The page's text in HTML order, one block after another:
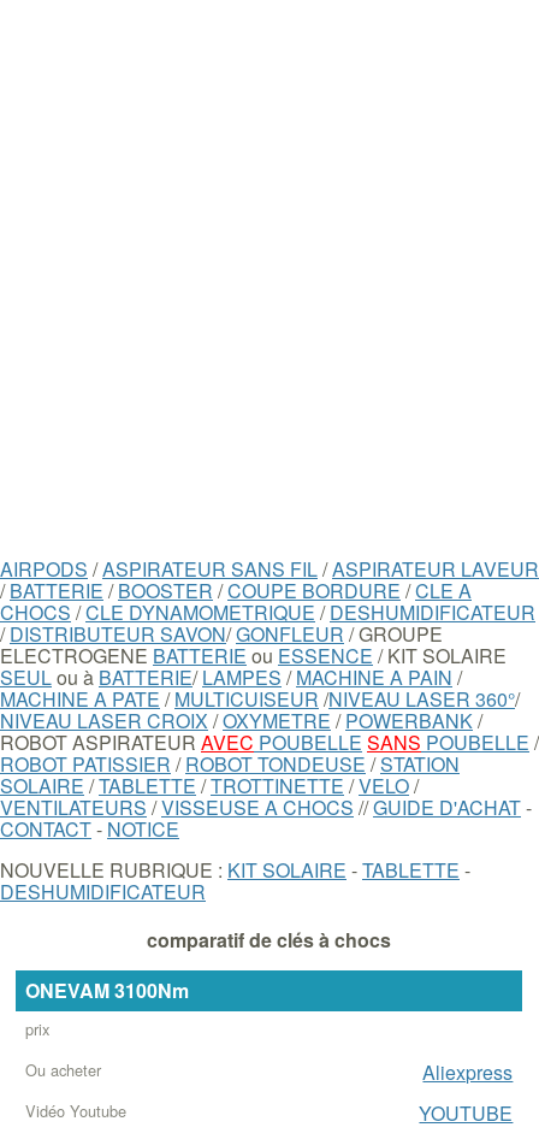
AIRPODS /ASPIRATEUR SANS FIL/ASPIRATEUR LAVEUR
/BATTERIE /BOOSTER /COUPE BORDURE /CLE A
CHOCS /CLE DYNAMOMETRIQUE /DESHUMIDIFICATEUR
/DISTRIBUTEUR SAVON/GONFLEUR / GROUPE
ELECTROGENE BATTERIE ou ESSENCE / KIT SOLAIRE
SEULou à BATTERIE/LAMPES /MACHINE A PAIN /
MACHINE A PATE /MULTICUISEUR /NIVEAU LASER 360°/
NIVEAU LASER CROIX /OXYMETRE /POWERBANK/
ROBOT ASPIRATEUR AVEC POUBELLE SANS POUBELLE /
ROBOT PATISSIER /ROBOT TONDEUSE /STATION
SOLAIRE /TABLETTE /TROTTINETTE /VELO/
VENTILATEURS /VISSEUSE A CHOCS //GUIDE D'ACHAT-
CONTACT- NOTICE
NOUVELLE RUBRIQUE : KIT SOLAIRE -TABLETTE -
DESHUMIDIFICATEUR
comparatif de clés à chocs
Clé
à
chocs
Prix
Acheter
ONEVAM 3100Nm
Aliexpress
YOUTUBE